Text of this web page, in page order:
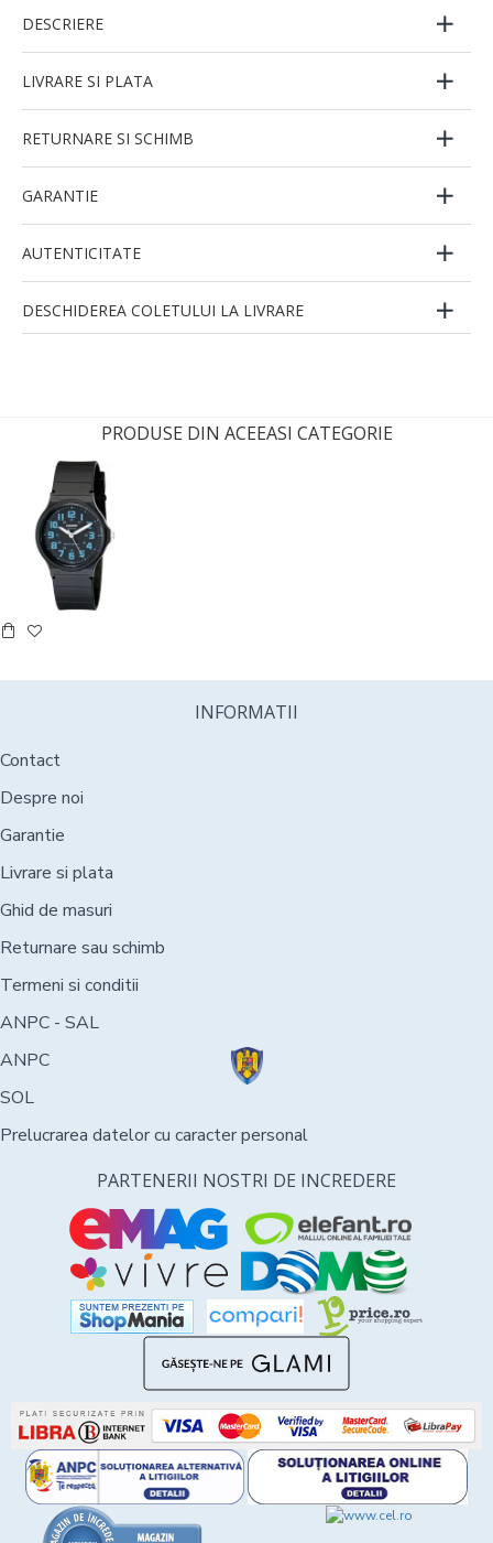
DESCRIERE
LIVRARE SI PLATA
RETURNARE SI SCHIMB
GARANTIE
AUTENTICITATE
DESCHIDEREA COLETULUI LA LIVRARE
PRODUSE DIN ACEEASI CATEGORIE
INFORMATII
Contact
Despre noi
Garantie
Livrare si plata
Ghid de masuri
Returnare sau schimb
Termeni si conditii
ANPC - SAL
ANPC
SOL
Prelucrarea datelor cu caracter personal
PARTENERII NOSTRI DE INCREDERE